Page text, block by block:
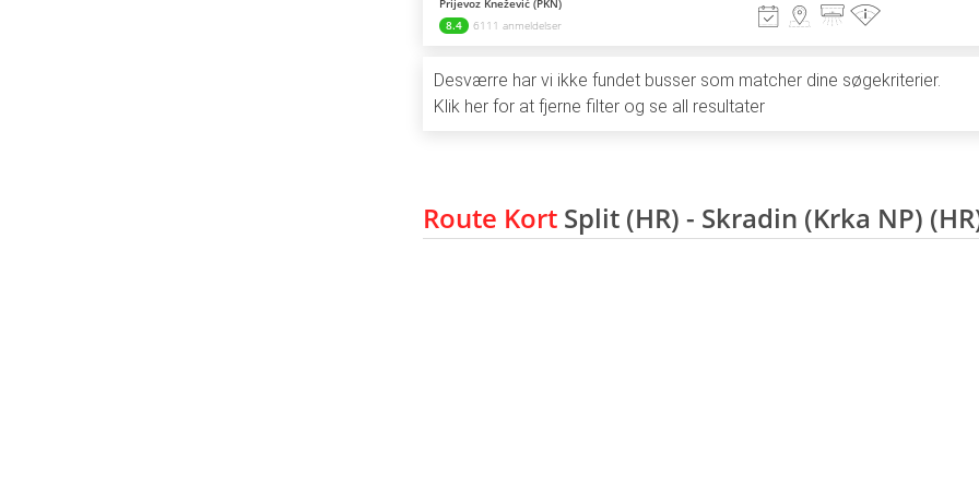
Prijevoz Knežević (PKN)
8.4
6111 anmeldelser
Desværre har vi ikke fundet busser som matcher dine søgekriterier.
Klik her for at fjerne filter og se all resultater
Route Kort Split (HR) - Skradin (Krka NP)